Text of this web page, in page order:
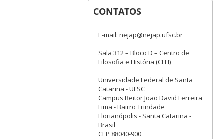
CONTATOS
E-mail: nejap@nejap.ufsc.br
Sala 312 – Bloco D – Centro de
Filosofia e História (CFH)
Universidade Federal de Santa
Catarina - UFSC
Campus Reitor João David Ferreira
Lima - Bairro Trindade
Florianópolis - Santa Catarina -
Brasil
CEP 88040-900